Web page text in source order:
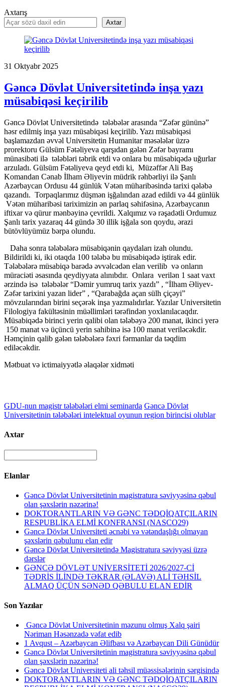
Axtarış
Axtar
31 Oktyabr 2025
Gəncə Dövlət Universitetində inşa yazı
müsabiqəsi keçirilib
Gəncə Dövlət Universitetində tələbələr arasında “Zəfər gününə”
həsr edilmiş inşa yazı müsabiqəsi keçirilib. Yazı müsabiqəsi
başlamazdan əvvəl Universitetin Humanitar məsələlər üzrə
prorektoru Gülsüm Fətəliyeva qarşıdan gələn Zəfər bayramı
münasibəti ilə tələbləri təbrik etdi və onlara bu müsabiqədə uğurlar
arzuladı. Gülsüm Fətəliyeva qeyd etdi ki, Müzəffər Ali Baş
Komandan Cənab İlham Əliyevin müdrik rəhbərliyi ilə Şanlı
Azərbaycan Ordusu 44 günlük Vətən müharibəsində tarixi qələbə
qazandı. Torpaqlarımız düşmən işğalından azad edildi və 44 günlük
Vətən müharibəsi tariximizin ən parlaq səhifəsinə, Azərbaycanın
iftixar və qürur mənbəyinə çevrildi. Xalqımız və rəşadətli Ordumuz
Şanlı tarix yazaraq 44 gündə 30 illik işğala son qoydu, ərazi
bütövlüyümüz bərpa olundu.
Daha sonra tələbələrə müsabiqənin qaydaları izah olundu.
Bildirildi ki, iki otaqda 100 tələbə bu müsabiqədə iştirak edir.
Tələbələrə müsabiqə barədə əvvəlcədən elan verilib və onların
müraciəti əsasında qeydiyyata alınıbdır. Onlara verilən 1 saat vaxt
ərzində isə tələbələr “Dəmir yumruq tarix yazdı” , “İlham Əliyev-
Zəfər tarixini yazan lider” , “Qarabağda açan sülh çiçəyi”
mövzularından birini seçərək inşa yazmalıdırlar. Yazılar Universitetin
Filologiya fakültəsinin müəllimləri tərəfindən yoxlanılacaqdır.
Müsabiqədə birinci yerin qalibi olan tələbəyə 200 manat, ikinci yerə
150 manat və üçüncü yerin sahibinə isə 100 manat veriləcəkdir.
Həmçinin qalib gələn tələbələrə fəxri fərmanlar da təqdim
ediləcəkdir.
Mətbuat və ictimaiyyətlə əlaqələr xidməti
GDU-nun magistr tələbələri elmi seminarda Gəncə Dövlət
Universitetinin tələbələri intelektual oyunun region birincisi olublar
Axtar
Elanlar
Gəncə Dövlət Universitetinin magistratura səviyyəsinə qəbul
olan şəxslərin nəzərinə!
DOKTORANTLARIN VƏ GƏNC TƏDQİQATÇILARIN
RESPUBLİKA ELMİ KONFRANSI (NASCO29)
Gəncə Dövlət Universiteti əcnəbi və vətəndaşlığı olmayan
şəxslərin qəbulunu elan edir
Gəncə Dövlət Universitetində Magistratura səviyyəsi üzrə
dərslər
GƏNCƏ DÖVLƏT UNİVERSİTETİ 2026/2027-Cİ
TƏDRİS İLİNDƏ TƏKRAR (ƏLAVƏ) ALİ TƏHSİL
ALMAQ ÜÇÜN SƏNƏD QƏBULU ELAN EDİR
Son Yazılar
Gəncə Dövlət Universitetinin məzunu olmuş Xalq şairi
Nəriman Həsənzadə vəfat edib
1 Avqust – Azərbaycan Əlifbası və Azərbaycan Dili Günüdür
Gəncə Dövlət Universitetinin magistratura səviyyəsinə qəbul
olan şəxslərin nəzərinə!
Gəncə Dövlət Universiteti ali təhsil müəssisələrinin sərgisində
DOKTORANTLARIN VƏ GƏNC TƏDQİQATÇILARIN